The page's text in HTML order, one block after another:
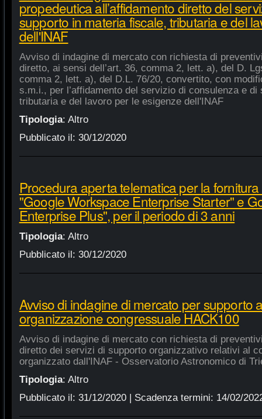
propedeutica all’affidamento diretto del
supporto in materia fiscale, tributaria e del
dell'INAF
Avviso di indagine di mercato con richiesta di
diretto, ai sensi dell’art. 36, comma 2, lett. a), del D.
comma 2, lett. a), del D.L. 76/20, convertito, con
s.m.i., per l’affidamento del servizio di consulenza e
tributaria e del lavoro per le esigenze dell'INAF
Tipologia: Altro
Pubblicato il: 30/12/2020
Procedura aperta telematica per la
"Google Workspace Enterprise Starter" e
Enterprise Plus", per il periodo di 3 anni
Tipologia: Altro
Pubblicato il: 30/12/2020
Avviso di indagine di mercato per supporto
organizzazione congressuale HACK100
Avviso di indagine di mercato con richiesta di
diretto dei servizi di supporto organizzativo relativi al
organizzato dall'INAF - Osservatorio Astronomico di
Tipologia: Altro
Pubblicato il: 31/12/2020| Scadenza termini: 14/02/